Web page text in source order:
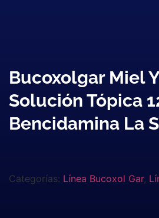
Bucoxolgar Miel
Solución Tópica
Bencidamina La
Categorías: Línea Bucoxol Gar,